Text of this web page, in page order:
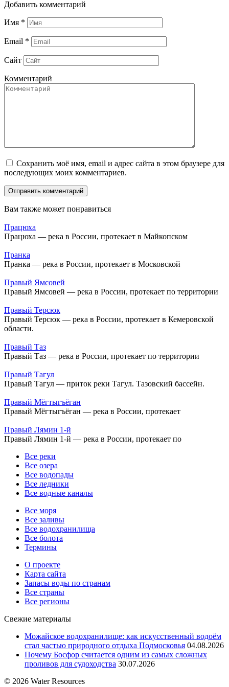
Добавить комментарий
Имя *
Email *
Сайт
Комментарий
Сохранить моё имя, email и адрес сайта в этом браузере для
последующих моих комментариев.
Вам также может понравиться
Працюха
Працюха — река в России, протекает в Майкопском
Пранка
Пранка — река в России, протекает в Московской
Правый Ямсовей
Правый Ямсовей — река в России, протекает по территории
Правый Терсюк
Правый Терсюк — река в России, протекает в Кемеровской
области.
Правый Таз
Правый Таз — река в России, протекает по территории
Правый Тагул
Правый Тагул — приток реки Тагул. Тазовский бассейн.
Правый Мёгтыгъёган
Правый Мёгтыгъёган — река в России, протекает
Правый Лямин 1-й
Правый Лямин 1-й — река в России, протекает по
Все реки
Все озера
Все водопады
Все ледники
Все водные каналы
Все моря
Все заливы
Все водохранилища
Все болота
Термины
О проекте
Карта сайта
Запасы воды по странам
Все страны
Все регионы
Свежие материалы
Можайское водохранилище: как искусственный водоём
стал частью природного отдыха Подмосковья 04.08.2026
Почему Босфор считается одним из самых сложных
проливов для судоходства 30.07.2026
© 2026 Water Resources